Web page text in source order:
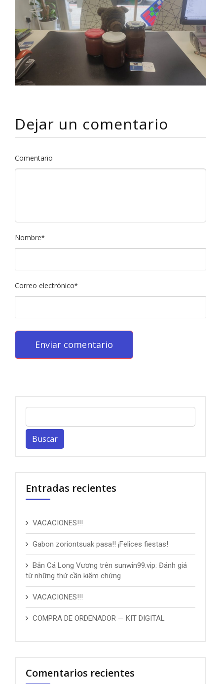
Dejar un comentario
Comentario
Nombre*
Correo electrónico*
Entradas recientes
VACACIONES!!!
Gabon zoriontsuak pasa!! ¡Felices fiestas!
Bắn Cá Long Vương trên sunwin99.vip: Đánh giá
từ những thứ cần kiểm chứng
VACACIONES!!!
COMPRA DE ORDENADOR — KIT DIGITAL
Comentarios recientes